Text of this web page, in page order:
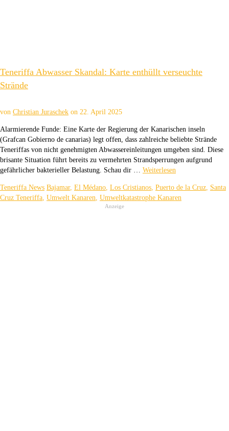
Teneriffa Abwasser Skandal: Karte enthüllt verseuchte
Strände
von Christian Juraschek on 22. April 2025
Alarmierende Funde: Eine Karte der Regierung der Kanarischen inseln
(Grafcan Gobierno de canarias) legt offen, dass zahlreiche beliebte Strände
Teneriffas von nicht genehmigten Abwassereinleitungen umgeben sind. Diese
brisante Situation führt bereits zu vermehrten Strandsperrungen aufgrund
gefährlicher bakterieller Belastung. Schau dir … Weiterlesen
Teneriffa News Bajamar, El Médano, Los Cristianos, Puerto de la Cruz, Santa
Cruz Teneriffa, Umwelt Kanaren, Umweltkatastrophe Kanaren
Anzeige